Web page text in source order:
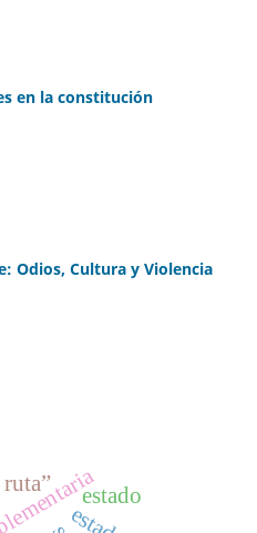
en la constitución
Odios, Cultura y Violencia
estado